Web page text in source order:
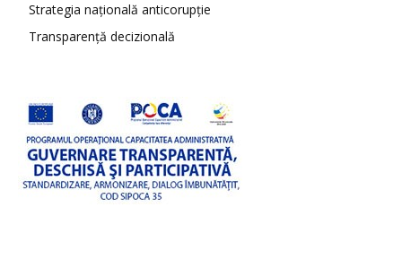
Strategia națională anticorupție
Transparență decizională